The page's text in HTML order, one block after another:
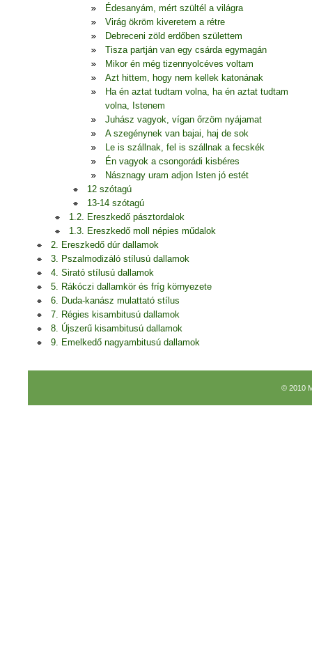
Édesanyám, mért szültél a világra
Virág ökröm kiveretem a rétre
Debreceni zöld erdőben születtem
Tisza partján van egy csárda egymagán
Mikor én még tizennyolcéves voltam
Azt hittem, hogy nem kellek katonának
Ha én aztat tudtam volna, ha én aztat tudtam
volna, Istenem
Juhász vagyok, vígan őrzöm nyájamat
A szegénynek van bajai, haj de sok
Le is szállnak, fel is szállnak a fecskék
Én vagyok a csongorádi kisbéres
Násznagy uram adjon Isten jó estét
12 szótagú
13-14 szótagú
1.2. Ereszkedő pásztordalok
1.3. Ereszkedő moll népies műdalok
2. Ereszkedő dúr dallamok
3. Pszalmodizáló stílusú dallamok
4. Sirató stílusú dallamok
5. Rákóczi dallamkör és fríg környezete
6. Duda-kanász mulattató stílus
7. Régies kisambitusú dallamok
8. Újszerű kisambitusú dallamok
9. Emelkedő nagyambitusú dallamok
© 2010